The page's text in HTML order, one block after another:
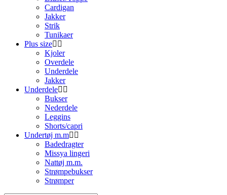
Cardigan
Jakker
Strik
Tunikaer
Plus size
Kjoler
Overdele
Underdele
Jakker
Underdele
Bukser
Nederdele
Leggins
Shorts/capri
Undertøj m.m
Badedragter
Missya lingeri
Nattøj m.m.
Strømpebukser
Strømper